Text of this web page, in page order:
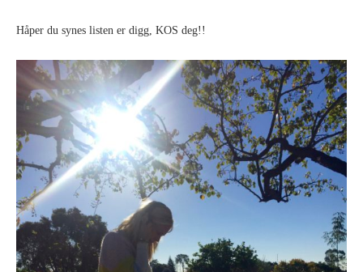
Håper du synes listen er digg, KOS deg!!